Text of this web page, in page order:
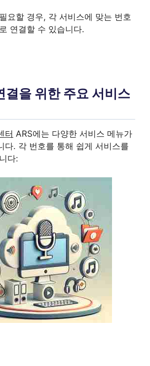
요할 경우, 각 서비스에 맞는 번호
연결할 수 있습니다.
결을 위한 주요 서비스
터 ARS에는 다양한 서비스 메뉴가
다. 각 번호를 통해 쉽게 서비스를
다: